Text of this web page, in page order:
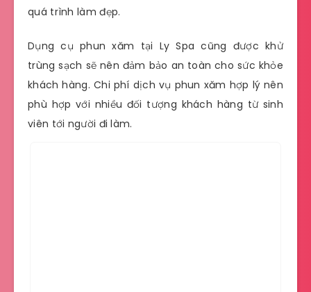
quá trình làm đẹp.
Dụng cụ phun xăm tại Ly Spa cũng được khử
trùng sạch sẽ nên đảm bảo an toàn cho sức khỏe
khách hàng. Chi phí dịch vụ phun xăm hợp lý nên
phù hợp với nhiều đối tượng khách hàng từ sinh
viên tới người đi làm.